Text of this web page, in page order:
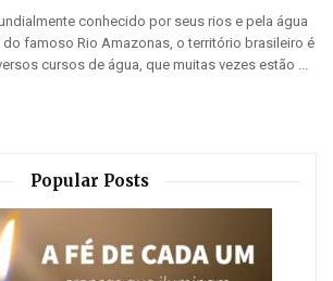
conhecido por seus rios e pela água
do famoso Rio Amazonas, o território brasileiro é
cursos de água, que muitas vezes estão ...
Popular Posts